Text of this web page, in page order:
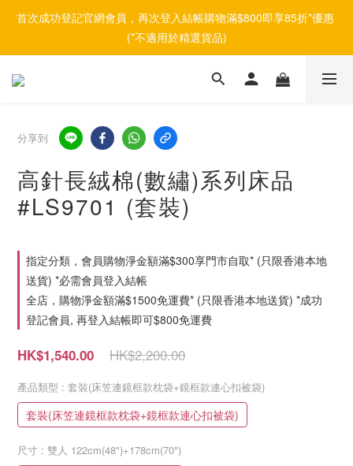
首次成功登記官網會員，再次登入結帳購物滿$800即享85折*優惠
(*不適用於精選貨品)
分享到
高針長絨棉(數繡)系列床品
#LS9701 (套裝)
指定分類，會員購物淨金額滿$300享門市自取* (只限香港本地
送貨) *必需會員登入結帳
全店，購物淨金額滿$1500免運費* (只限香港本地送貨) *成功
登記會員, 再登入結帳即可$800免運費
HK$2,200.00
HK$1,540.00
產品類型 : 套裝(床笠連鏡框款枕袋+鏡框款連心扣被袋)
套裝(床笠連鏡框款枕袋+鏡框款連心扣被袋)
尺寸 : 雙人 122cm(48")+178cm(70")